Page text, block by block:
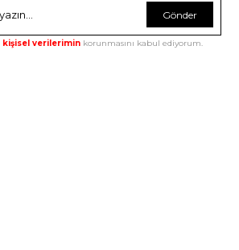
Gönder
kişisel verilerimin korunmasını kabul ediyorum.